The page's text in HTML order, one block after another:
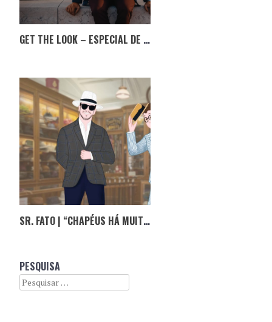
GET THE LOOK – ESPECIAL DE NATAL | PEDRO TEIXEIRA
SR. FATO | “CHAPÉUS HÁ MUITOS, SEU PALERMA!” EU CÁ ACHO QUE NÃO
PESQUISA
Search